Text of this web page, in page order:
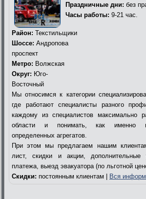
Праздничные дни: без
Часы работы: 9-21 час.
Район: Текстильщики
Шоссе: Андропова
проспект
Метро: Волжская
Округ: Юго-
Восточный
Мы относимся к категории
где работают специалисты разного
каждому из специалистов максимально
области и понимать, как именно
определенных агрегатов.
При этом мы предлагаем нашим
лист, скидки и акции, дополнительные
платежа, выезд эвакуатора (по льготной
Скидки: постоянным клиентам | Вся